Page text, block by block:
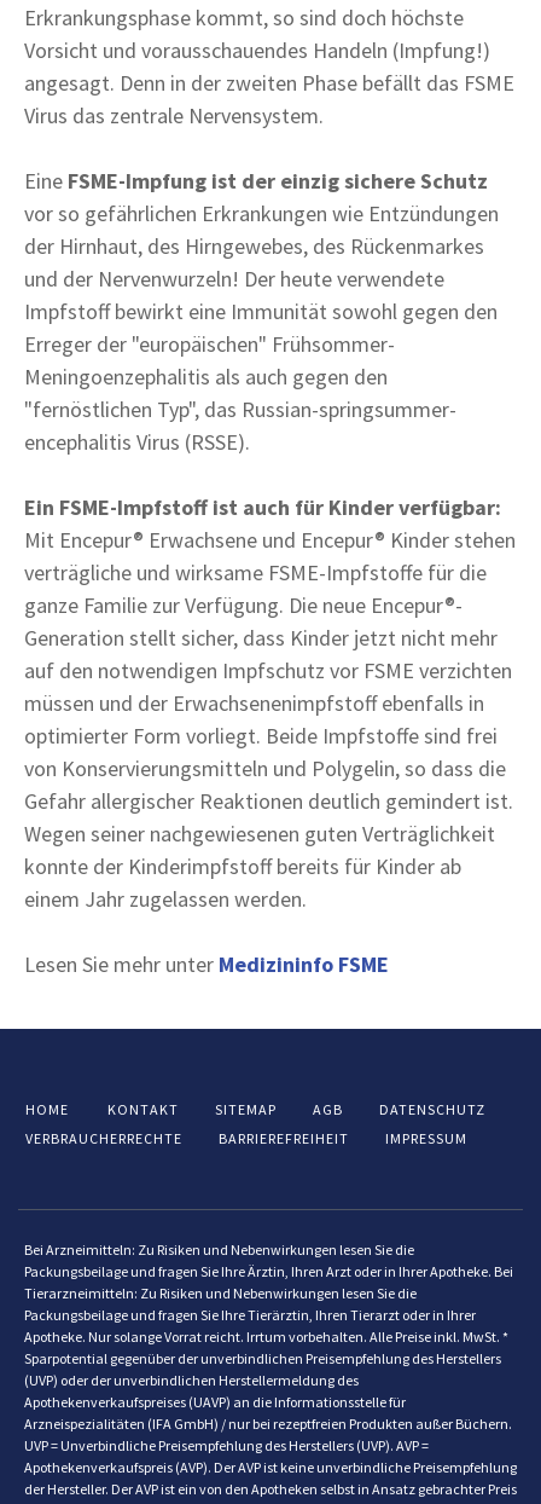
Erkrankungsphase kommt, so sind doch höchste
Vorsicht und vorausschauendes Handeln (Impfung!)
angesagt. Denn in der zweiten Phase befällt das FSME
Virus das zentrale Nervensystem.
Eine FSME-Impfung ist der einzig sichere Schutz
vor so gefährlichen Erkrankungen wie Entzündungen
der Hirnhaut, des Hirngewebes, des Rückenmarkes
und der Nervenwurzeln! Der heute verwendete
Impfstoff bewirkt eine Immunität sowohl gegen den
Erreger der "europäischen" Frühsommer-
Meningoenzephalitis als auch gegen den
"fernöstlichen Typ", das Russian-springsummer-
encephalitis Virus (RSSE).
Ein FSME-Impfstoff ist auch für Kinder verfügbar:
Mit Encepur® Erwachsene und Encepur® Kinder stehen
verträgliche und wirksame FSME-Impfstoffe für die
ganze Familie zur Verfügung. Die neue Encepur®-
Generation stellt sicher, dass Kinder jetzt nicht mehr
auf den notwendigen Impfschutz vor FSME verzichten
müssen und der Erwachsenenimpfstoff ebenfalls in
optimierter Form vorliegt. Beide Impfstoffe sind frei
von Konservierungsmitteln und Polygelin, so dass die
Gefahr allergischer Reaktionen deutlich gemindert ist.
Wegen seiner nachgewiesenen guten Verträglichkeit
konnte der Kinderimpfstoff bereits für Kinder ab
einem Jahr zugelassen werden.
Lesen Sie mehr unter Medizininfo FSME
HOME KONTAKT SITEMAP AGB
DATENSCHUTZ
VERBRAUCHERRECHTE
BARRIEREFREIHEIT IMPRESSUM
Bei Arzneimitteln: Zu Risiken und Nebenwirkungen lesen Sie die
Packungsbeilage und fragen Sie Ihre Ärztin, Ihren Arzt oder in Ihrer Apotheke. Bei
Tierarzneimitteln: Zu Risiken und Nebenwirkungen lesen Sie die
Packungsbeilage und fragen Sie Ihre Tierärztin, Ihren Tierarzt oder in Ihrer
Apotheke. Nur solange Vorrat reicht. Irrtum vorbehalten. Alle Preise inkl. MwSt. *
Sparpotential gegenüber der unverbindlichen Preisempfehlung des Herstellers
(UVP) oder der unverbindlichen Herstellermeldung des
Apothekenverkaufspreises (UAVP) an die Informationsstelle für
Arzneispezialitäten (IFA GmbH) / nur bei rezeptfreien Produkten außer Büchern.
UVP = Unverbindliche Preisempfehlung des Herstellers (UVP). AVP =
Apothekenverkaufspreis (AVP). Der AVP ist keine unverbindliche Preisempfehlung
der Hersteller. Der AVP ist ein von den Apotheken selbst in Ansatz gebrachter Preis